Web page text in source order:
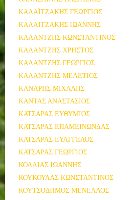
ΚΑΛΑΪΤΖΑΚΗΣ ΓΕΩΡΓΙΟΣ
ΚΑΛΑΙΤΖΑΚΗΣ ΙΩΑΝΝΗΣ
ΚΑΛΑΝΤΖΗΣ ΚΩΝΣΤΑΝΤΙΝΟΣ
ΚΑΛΑΝΤΖΗΣ ΧΡΗΣΤΟΣ
ΚΑΛΑΝΤΖΗΣ ΓΕΩΡΓΙΟΣ
ΚΑΛΑΝΤΖΗΣ ΜΕΛΕΤΙΟΣ
ΚΑΝΑΡΗΣ ΜΙΧΑΛΗΣ
ΚΑΝΤΑΣ ΑΝΑΣΤΑΣΙΟΣ
ΚΑΤΣΑΡΑΣ ΕΥΘΥΜΙΟΣ
ΚΑΤΣΑΡΑΣ ΕΠΑΜΕΙΝΩΝΔΑΣ
ΚΑΤΣΑΡΑΣ ΕΥΑΓΓΕΛΟΣ
ΚΑΤΣΑΡΑΣ ΓΕΩΡΓΙΟΣ
ΚΟΛΛΙΑΣ ΙΩΑΝΝΗΣ
ΚΟΥΚΟΥΛΑΣ ΚΩΝΣΤΑΝΤΙΝΟΣ
ΚΟΥΤΣΟΔΗΜΟΣ ΜΕΝΕΛΑΟΣ